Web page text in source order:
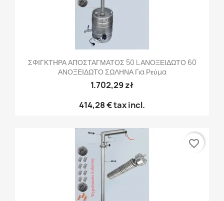
ΣΦΙΓΚΤΗΡΑ ΑΠΟΣΤΑΓΜΑΤΟΣ 50 L ΑΝΟΞΕΙΔΩΤΟ 60
ΑΝΟΞΕΙΔΩΤΟ ΣΩΛΗΝΑ Για Ρεύμα
1.702,29 zł
414,28 €tax incl.
favorite_border